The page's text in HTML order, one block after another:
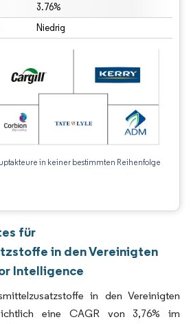
3.76%
Niedrig
in keiner bestimmten Reihenfolge
für
in den Vereinigten
Intelligence
in den Vereinigten
eine CAGR von 3,76% im